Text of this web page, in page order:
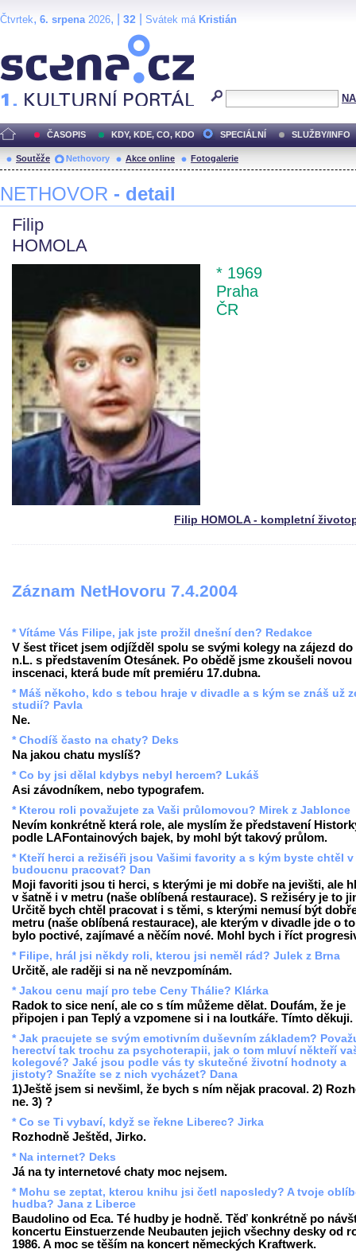
Čtvrtek, 6. srpena2026, | 32 Svátek má Kristián
ČASOPIS KDY, KDE, CO, KDO SPECIÁLNÍ SLUŽBY/INFO
Soutěže Nethovory Akce online Fotogalerie
NETHOVOR - detail
Filip
HOMOLA
* 1969
Praha
ČR
Filip HOMOLA - kompletní
Záznam NetHovoru 7.4.2004
* Vítáme Vás Filipe, jak jste prožil dnešní den? Redakce
V šest třicet jsem odjížděl spolu se svými kolegy na zájezd do
n.L. s představením Otesánek. Po obědě jsme zkoušeli novou
inscenaci, která bude mít premiéru 17.dubna.
* Máš někoho, kdo s tebou hraje v divadle a s kým se znáš už
studií? Pavla
Ne.
* Chodíš často na chaty? Deks
Na jakou chatu myslíš?
* Co by jsi dělal kdybys nebyl hercem? Lukáš
Asi závodníkem, nebo typografem.
* Kterou roli považujete za Vaši průlomovou? Mirek z Jablonce
Nevím konkrétně která role, ale myslím že představení
podle LAFontainových bajek, by mohl být takový průlom.
* Kteří herci a režiséři jsou Vašimi favority a s kým byste chtěl v
budoucnu pracovat? Dan
Moji favoriti jsou ti herci, s kterými je mi dobře na jevišti, ale
v šatně i v metru (naše oblíbená restaurace). S režiséry je to
Určitě bych chtěl pracovat i s těmi, s kterými nemusí být
metru (naše oblíbená restaurace), ale kterým v divadle jde o
bylo poctivé, zajímavé a něčím nové. Mohl bych i říct
* Filipe, hrál jsi někdy roli, kterou jsi neměl rád? Julek z Brna
Určitě, ale raději si na ně nevzpomínám.
* Jakou cenu mají pro tebe Ceny Thálie? Klárka
Radok to sice není, ale co s tím můžeme dělat. Doufám, že je
připojen i pan Teplý a vzpomene si i na loutkáře. Tímto děkuji.
* Jak pracujete se svým emotivním duševním základem?
herectví tak trochu za psychoterapii, jak o tom mluví někteří
kolegové? Jaké jsou podle vás ty skutečné životní hodnoty a
jistoty? Snažíte se z nich vycházet? Dana
1)Ještě jsem si nevšiml, že bych s ním nějak pracoval. 2)
ne. 3) ?
* Co se Ti vybaví, když se řekne Liberec? Jirka
Rozhodně Ještěd, Jirko.
* Na internet? Deks
Já na ty internetové chaty moc nejsem.
* Mohu se zeptat, kterou knihu jsi četl naposledy? A tvoje
hudba? Jana z Liberce
Baudolino od Eca. Té hudby je hodně. Těď konkrétně po
koncertu Einstuerzende Neubauten jejich všechny desky od
1986. A moc se těším na koncert německých Kraftwerk.